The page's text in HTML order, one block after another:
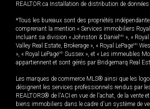
REALTOR.ca Installation de distribution de
*Tous les bureaux sont des propriétés
comprenant la mention « Services immobiliers Royal
incluant sa division « Johnston & Daniel MD », «
Valley Real Estate, Brokerage », « Royal LePageMD
», « Royal LePageMD Sussex », et « Les immeubles
appartiennent et sont gérés par Bridgemarq Real
Les marques de commerce MLS® ainsi que les
désignent les services professionnels rendus par
REALTORS® de l'ACI en vue de l'achat, de la vente
biens immobiliers dans le cadre d'un système de